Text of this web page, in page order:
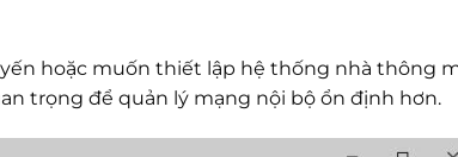
hoặc muốn thiết lập hệ thống nhà thông
trọng để quản lý mạng nội bộ ổn định hơn.